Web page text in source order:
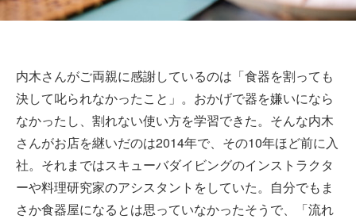
内木さんがご両親に感謝しているのは「食器を割っても
決して叱られなかったこと」。おかげで器を嫌いになら
なかったし、割れない使い方を学習できた。そんな内木
さんがお店を継いだのは2014年で、その10年ほど前に入
社。それまではスキューバダイビングのインストラクタ
ーや料理研究家のアシスタントをしていた。自分でもま
さか食器屋になるとは思っていなかったそうで、「流れ